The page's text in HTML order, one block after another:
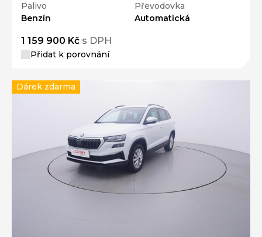
Palivo
Benzín
Převodovka
Automatická
1 159 900 Kč s DPH
Přidat k porovnání
Dárek zdarma